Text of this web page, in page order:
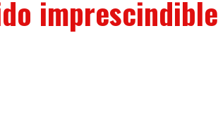
imprescindible